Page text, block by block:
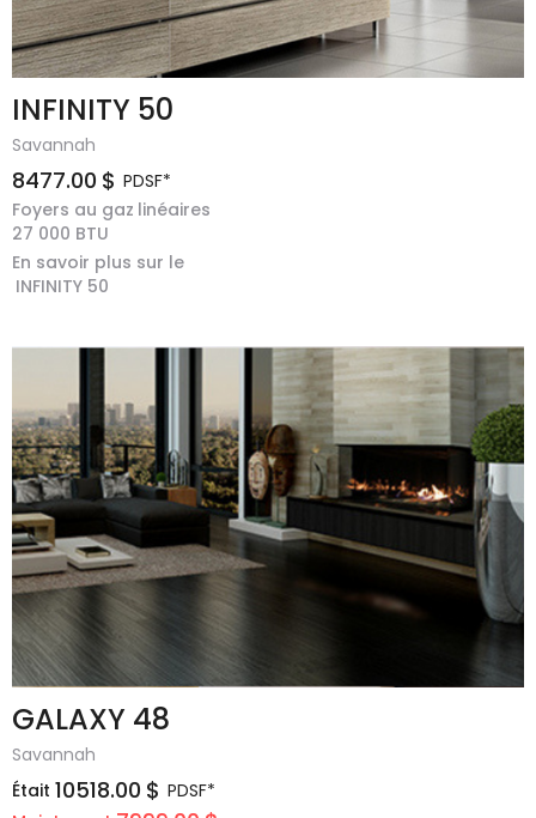
INFINITY 50
Savannah
8477.00 $ PDSF*
Foyers au gaz linéaires
27 000 BTU
En savoir plus sur le
INFINITY 50
GALAXY 48
Savannah
Était 10518.00 $ PDSF*